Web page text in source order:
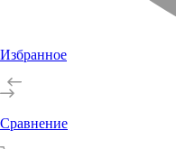
Избранное
Сравнение